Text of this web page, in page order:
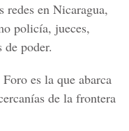
redes en Nicaragua,
policía, jueces,
poder.
es la que abarca
de la frontera